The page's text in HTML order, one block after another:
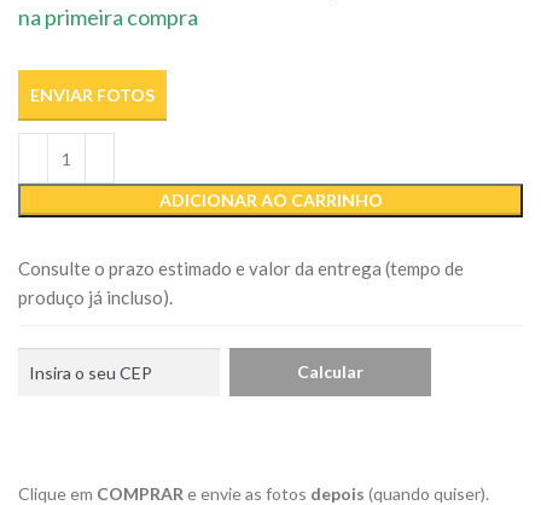
na primeira compra
ENVIAR FOTOS
ADICIONAR AO CARRINHO
Consulte o prazo estimado e valor da entrega (tempo de
produço já incluso).
Clique em COMPRAR e envie as fotos depois (quando quiser).